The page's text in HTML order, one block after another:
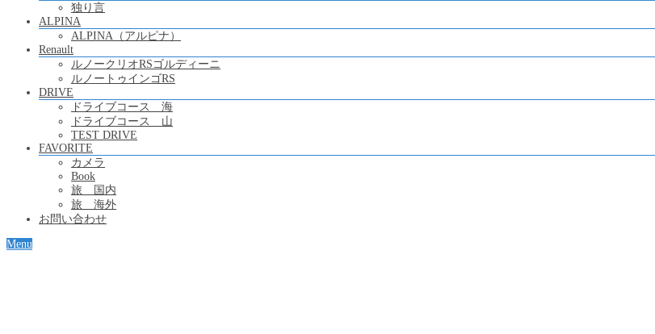
独り言
ALPINA
ALPINA（アルピナ）
Renault
ルノークリオRSゴルディーニ
ルノートゥインゴRS
DRIVE
ドライブコース 海
ドライブコース 山
TEST DRIVE
FAVORITE
カメラ
Book
旅 国内
旅 海外
お問い合わせ
Menu